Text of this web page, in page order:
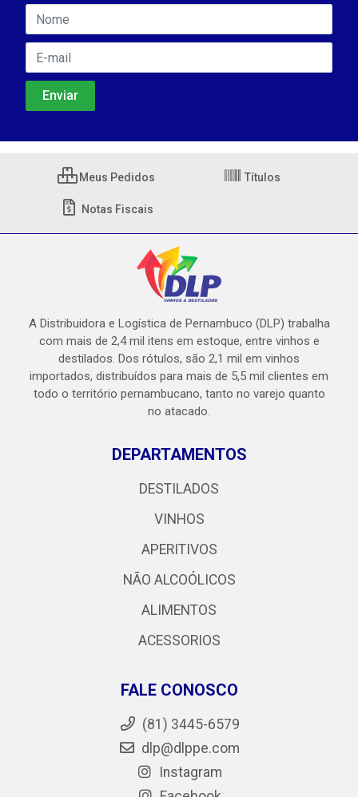
Meus Pedidos Títulos
Notas Fiscais
A Distribuidora e Logística de Pernambuco (DLP) trabalha
com mais de 2,4 mil itens em estoque, entre vinhos e
destilados. Dos rótulos, são 2,1 mil em vinhos
importados, distribuídos para mais de 5,5 mil clientes em
todo o território pernambucano, tanto no varejo quanto
no atacado.
DEPARTAMENTOS
DESTILADOS
VINHOS
APERITIVOS
NÃO ALCOÓLICOS
ALIMENTOS
ACESSORIOS
FALE CONOSCO
(81) 3445-6579
dlp@dlppe.com
Instagram